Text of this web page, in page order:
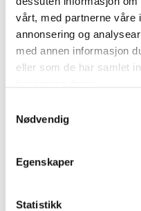
vårt, med partnerne våre
annonsering og
med annen informasjon
eller som de har samlet
Nødvendig
Egenskaper
Statistikk
DEL OPP